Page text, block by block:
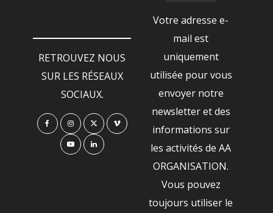
RETROUVEZ NOUS
SUR LES RÉSEAUX
SOCIAUX.
Votre adresse e-
mail est
uniquement
utilisée pour vous
envoyer notre
newsletter et des
informations sur
les activités de AA
ORGANISATION.
Vous pouvez
toujours utiliser le